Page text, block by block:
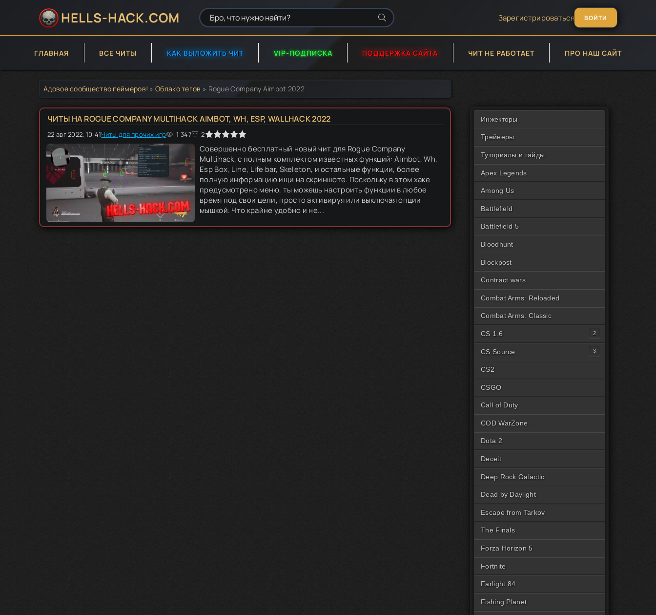
HELLS-HACK.COM Зарегистрироваться ВОЙТИ
ГЛАВНАЯ ВСЕ ЧИТЫ КАК ВЫЛОЖИТЬ ЧИТ VIP-ПОДПИСКА ПОДДЕРЖКА САЙТА ЧИТ НЕ РАБОТАЕТ ПРО НАШ САЙТ
Адовое сообщество геймеров! »Облако тегов » Rogue Company Aimbot 2022
ЧИТЫ НА ROGUE COMPANY MULTIHACK AIMBOT, WH, ESP, WALLHACK 2022
22 авг 2022, 10:41Читы для прочих игр 1 347 2
0 1 2 3 4 5
Совершенно бесплатный новый чит для Rogue Company
Multihack, с полным комплектом известных функций: Aimbot, Wh,
Esp Box, Line, Life bar, Skeleton, и остальные функции, более
полную информацию ищи на скриншоте. Поскольку в этом хаке
предусмотрено меню, ты можешь настроить функции в любое
время под свои цели, просто активируя или выключая опции
мышкой. Что крайне удобно и не...
Инжекторы
Трейнеры
Туториалы и гайды
Apex Legends
Among Us
Battlefield
Battlefield 5
Bloodhunt
Blockpost
Contract wars
Combat Arms: Reloaded
Combat Arms: Classic
CS 1.6
Читы для CS1.6 [Steam]
Читы для CS1.6 [Пиратка]
CS Source
Читы на CSS Steam
Читы на CSS Пиратка
CS2
CSGO
Call of Duty
COD WarZone
Dota 2
Deceit
Deep Rock Galactic
Dead by Daylight
Escape from Tarkov
The Finals
Forza Horizon 5
Fortnite
Farlight 84
Fishing Planet